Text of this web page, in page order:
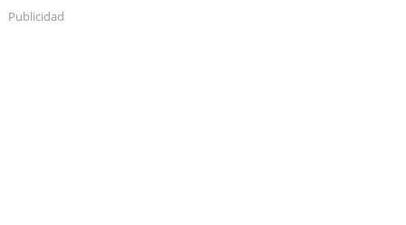
Publicidad